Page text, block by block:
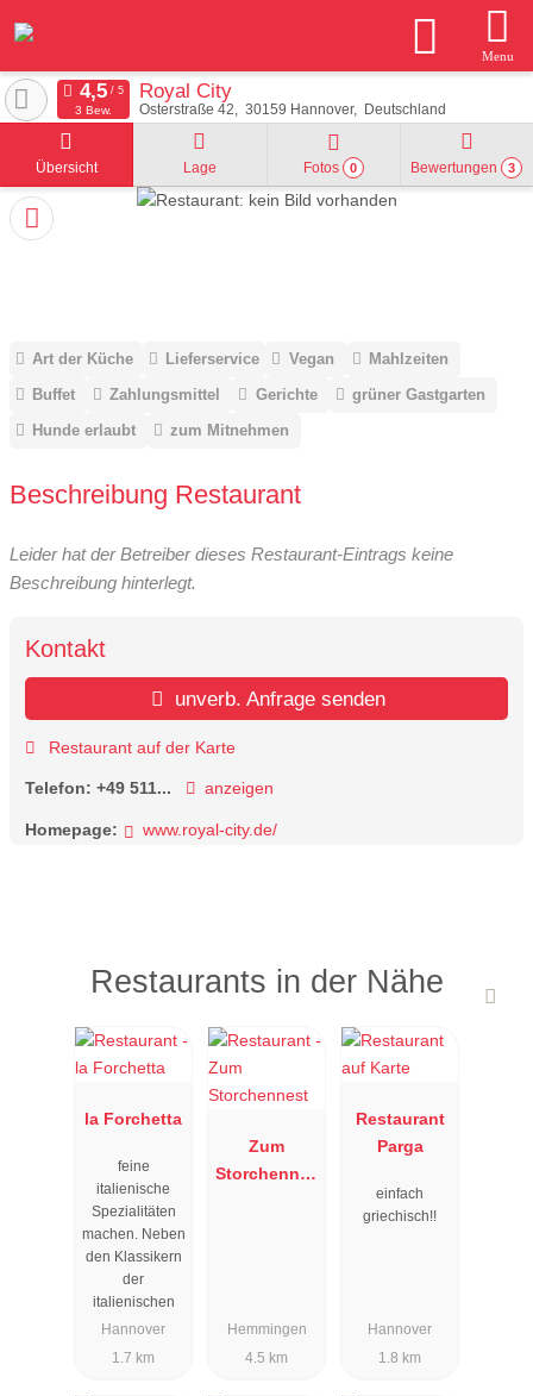
Menu
Royal City
Osterstraße 42 30159 Hannover Deutschland
3 Bew.
Übersicht Lage Fotos 0 Bewertungen 3
Art der Küche Lieferservice Vegan
Mahlzeiten
Buffet
Zahlungsmittel Gerichte
grüner Gastgarten
Hunde erlaubt
zum Mitnehmen
Beschreibung Restaurant
Leider hat der Betreiber dieses Restaurant-Eintrags keine
Beschreibung hinterlegt.
Kontakt
unverb. Anfrage senden
Restaurant auf der Karte
Telefon: +49 511... anzeigen
Homepage: www.royal-city.de/
Restaurants in der Nähe
la Forchetta
feine
italienische
Spezialitäten
machen. Neben
den Klassikern
der
italienischen
Hannover
1.7 km
Zum
Storchennes
Hemmingen
4.5 km
Restaurant
Parga
einfach
griechisch!!
Hannover
1.8 km